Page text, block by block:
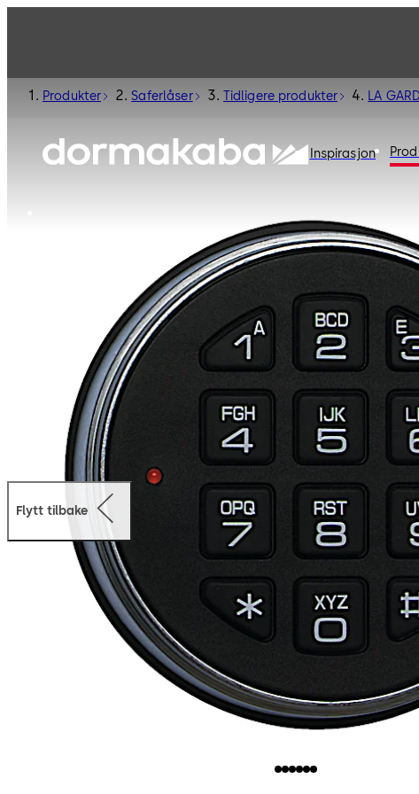
Inspirasjon
Produkter Saferlåser Tidligere produkter LA
Flytt tilbake